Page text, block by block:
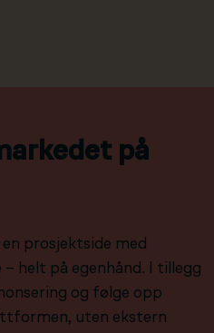
på
prosjektside med
helt på egenhånd. I tillegg
og følge opp
uten ekstern